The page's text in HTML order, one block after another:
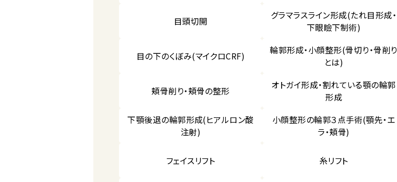
目頭切開
グラマラスライン形成(たれ目形成・
下眼瞼下制術)
目の下のくぼみ(マイクロCRF)
輪郭形成・小顔整形(骨切り・骨削り
とは)
頬骨削り・頬骨の整形
オトガイ形成・割れている顎の輪郭
形成
下顎後退の輪郭形成(ヒアルロン酸
注射)
小顔整形の輪郭３点手術(顎先・エ
ラ・頬骨)
フェイスリフト 糸リフト